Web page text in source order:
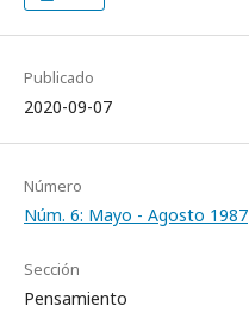
Publicado
2020-09-07
Número
Núm. 6: Mayo - Agosto 1987
Sección
Pensamiento